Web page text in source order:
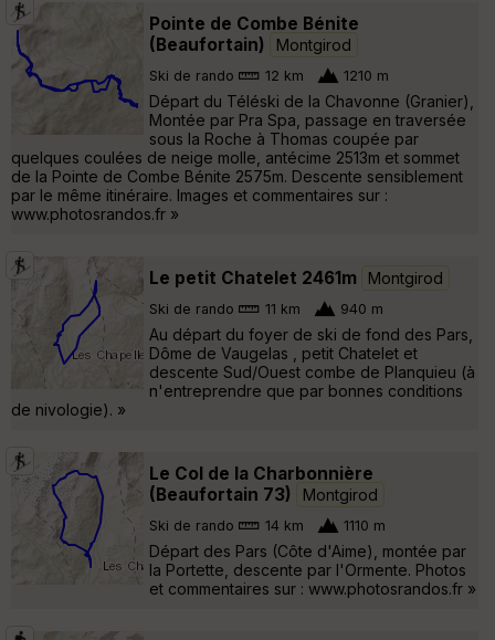
Pointe de Combe Bénite
(Beaufortain)
Montgirod
Ski de rando 12 km 1210 m
Départ du Téléski de la Chavonne (Granier),
Montée par Pra Spa, passage en traversée
sous la Roche à Thomas coupée par
quelques coulées de neige molle, antécime 2513m et sommet
de la Pointe de Combe Bénite 2575m. Descente sensiblement
par le même itinéraire. Images et commentaires sur :
www.photosrandos.fr »
Le petit Chatelet 2461m Montgirod
Ski de rando 11 km 940 m
Au départ du foyer de ski de fond des Pars,
Dôme de Vaugelas , petit Chatelet et
descente Sud/Ouest combe de Planquieu (à
n'entreprendre que par bonnes conditions
de nivologie). »
Le Col de la Charbonnière
(Beaufortain 73)
Montgirod
Ski de rando 14 km 1110 m
Départ des Pars (Côte d'Aime), montée par
la Portette, descente par l'Ormente. Photos
et commentaires sur : www.photosrandos.fr »